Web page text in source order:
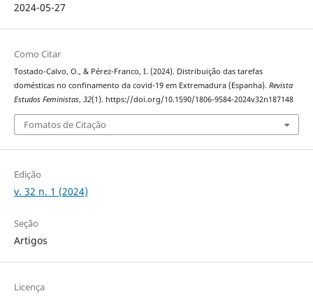
2024-05-27
Como Citar
Tostado-Calvo, O., & Pérez-Franco, I. (2024). Distribuição das tarefas
domésticas no confinamento da covid-19 em Extremadura (Espanha). Revista
Estudos Feministas, 32(1). https://doi.org/10.1590/1806-9584-2024v32n187148
Fomatos de Citação
Edição
v. 32 n. 1 (2024)
Seção
Artigos
Licença